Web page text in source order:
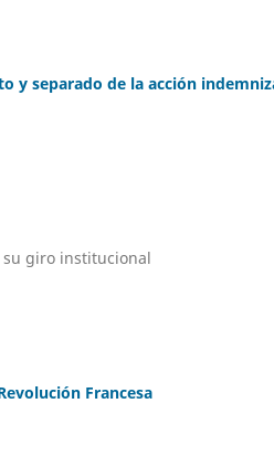
y separado de la acción
giro institucional
Francesa